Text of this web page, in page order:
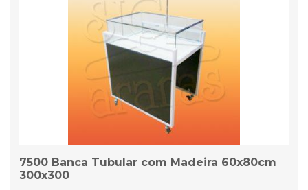
7500 Banca Tubular com Madeira 60x80cm
300x300